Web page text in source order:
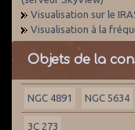
Visualisation sur le
Visualisation à la
Objets de la
NGC 4891 NGC 5634
3C 273